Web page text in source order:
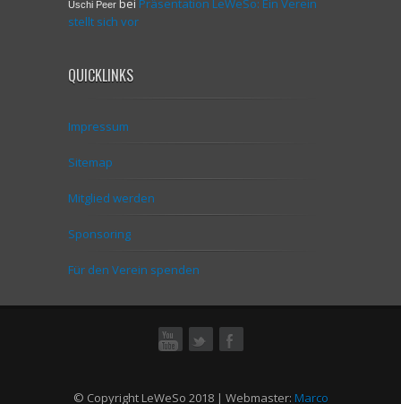
Uschi Peerbei Präsentation LeWeSo: Ein Verein
stellt sich vor
QUICKLINKS
Impressum
Sitemap
Mitglied werden
Sponsoring
Für den Verein spenden
© Copyright LeWeSo 2018 | Webmaster: Marco